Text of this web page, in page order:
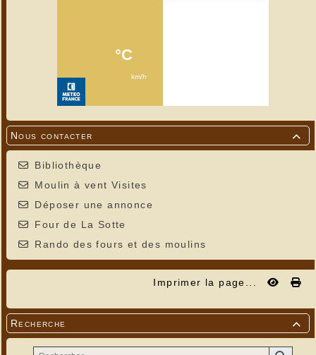

Nous contacter
Bibliothèque
Moulin à vent Visites
Déposer une annonce
Four de La Sotte
Rando des fours et des moulins
Imprimer la page...

Recherche